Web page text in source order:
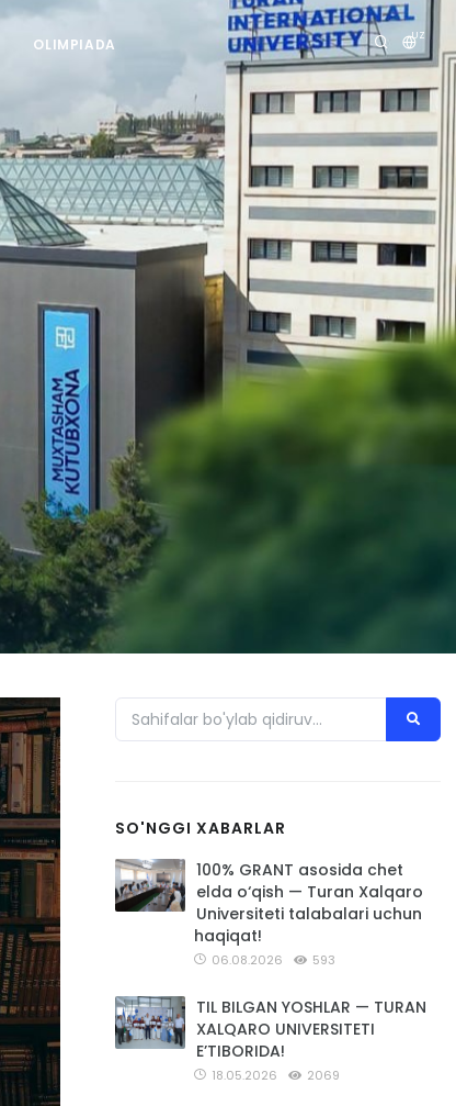
UZ
OLIMPIADA
SO'NGGI XABARLAR
100% GRANT asosida chet
elda o‘qish — Turan Xalqaro
Universiteti talabalari uchun
haqiqat!
06.08.2026 593
TIL BILGAN YOSHLAR — TURAN
XALQARO UNIVERSITETI
E’TIBORIDA!
18.05.2026 2069